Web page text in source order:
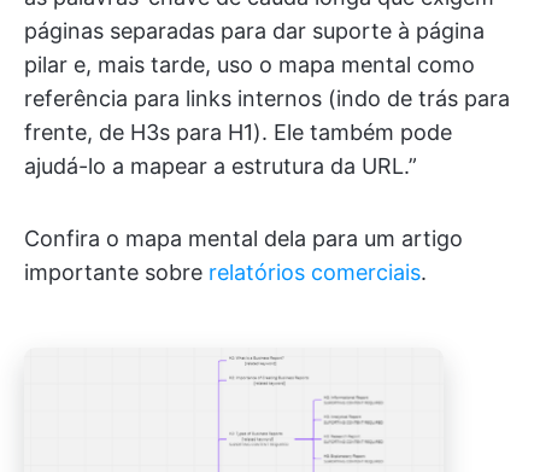
páginas separadas para dar suporte à página
pilar e, mais tarde, uso o mapa mental como
referência para links internos (indo de trás para
frente, de H3s para H1). Ele também pode
ajudá-lo a mapear a estrutura da URL.”
Confira o mapa mental dela para um artigo
importante sobre relatórios comerciais.